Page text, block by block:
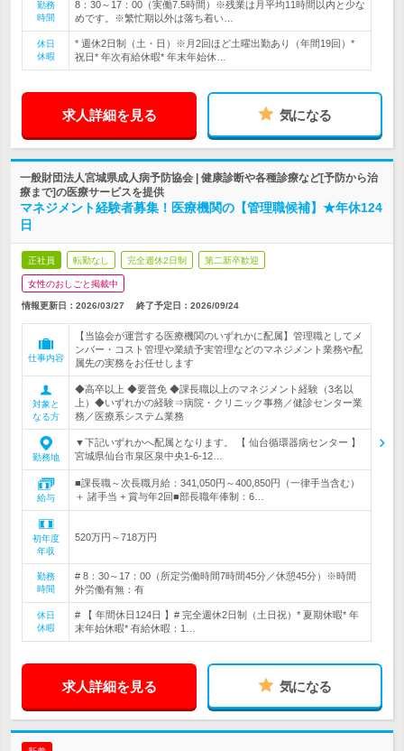
勤務
時間
8：30～17：00（実働7.5時間）※残業は月平均11時間以内と少な
めです。※繁忙期以外は落ち着い…
休日
休暇
* 週休2日制（土・日）※月2回ほど土曜出勤あり（年間19回）*
祝日* 年次有給休暇* 年末年始休…
求人詳細を見る 気になる
一般財団法人宮城県成人病予防協会 | 健康診断や各種診療など[予防から治
療まで]の医療サービスを提供
マネジメント経験者募集！医療機関の【管理職候補】★年休124
日
正社員 転勤なし 完全週休2日制 第二新卒歓迎
女性のおしごと掲載中
情報更新日：2026/03/27 終了予定日： 2026/09/24
仕事内容
【当協会が運営する医療機関のいずれかに配属】管理職としてメ
ンバー・コスト管理や業績予実管理などのマネジメント業務や配
属先の実務をお任せします
対象と
なる方
◆高卒以上 ◆要普免 ◆課長職以上のマネジメント経験（3名以
上）◆いずれかの経験⇒病院・クリニック事務／健診センター業
務／医療系システム業務
勤務地
▼下記いずれかへ配属となります。 【 仙台循環器病センター 】
宮城県仙台市泉区泉中央1-6-12…
給与
■課長職～次長職月給：341,050円～400,850円（一律手当含む）
＋ 諸手当 + 賞与年2回■部長職年俸制：6…
初年度
年収
520万円～718万円
勤務
時間
# 8：30～17：00（所定労働時間7時間45分／休憩45分）※時間
外労働有無：有
休日
休暇
# 【 年間休日124日 】# 完全週休2日制（土日祝）* 夏期休暇* 年
末年始休暇* 有給休暇：1…
求人詳細を見る 気になる